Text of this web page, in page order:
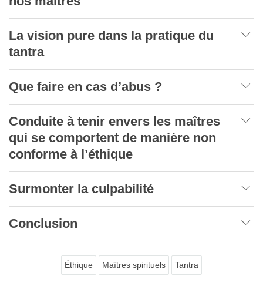
La vision pure dans la pratique du
tantra
Que faire en cas d’abus ?
Conduite à tenir envers les maîtres
qui se comportent de manière non
conforme à l’éthique
Surmonter la culpabilité
Conclusion
Éthique Maîtres spirituels Tantra